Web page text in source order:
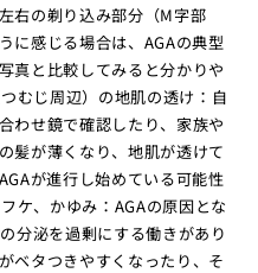
右の剃り込み部分（M字部
に感じる場合は、AGAの典型
真と比較してみると分かりや
むじ周辺）の地肌の透け：自
わせ鏡で確認したり、家族や
髪が薄くなり、地肌が透けて
が進行し始めている可能性
ケ、かゆみ：AGAの原因とな
分泌を過剰にする働きがあり
ベタつきやすくなったり、そ